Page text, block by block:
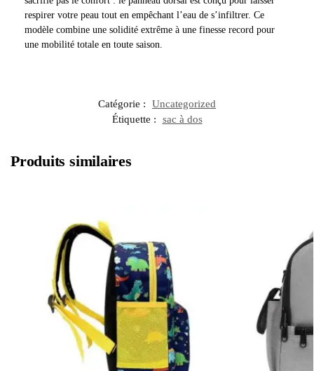
respirer votre peau tout en empêchant l’eau de s’infiltrer. Ce
modèle combine une solidité extrême à une finesse record pour
une mobilité totale en toute saison.
Catégorie :
Uncategorized
Étiquette :
sac à dos
Produits similaires